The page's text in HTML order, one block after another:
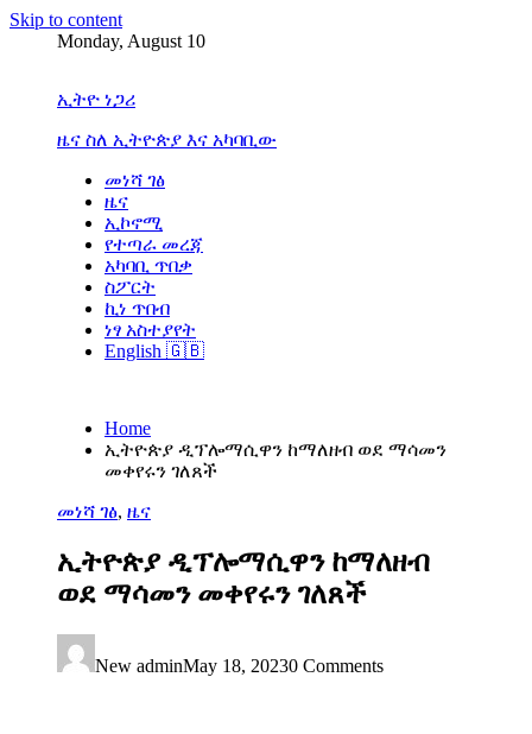
Skip to content
Monday, August 10
ኢትዮ ነጋሪ
ዜና ስለ ኢትዮጵያ እና አካባቢው
መነሻ ገፅ
ዜና
ኢኮኖሚ
የተጣራ መረጃ
አካባቢ ጥበቃ
ስፖርት
ኪነ ጥበብ
ነፃ አስተያየት
English 🇬🇧
Home
ኢትዮጵያ ዲፕሎማሲዋን ከማለዘብ ወደ ማሳመን
መቀየሩን ገለጸች
መነሻ ገፅ, ዜና
ኢትዮጵያ ዲፕሎማሲዋን ከማለዘብ
ወደ ማሳመን መቀየሩን ገለጸች
New adminMay 18, 20230 Comments